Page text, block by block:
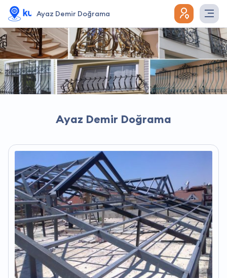
Ayaz Demir Doğrama
Ayaz Demir Doğrama